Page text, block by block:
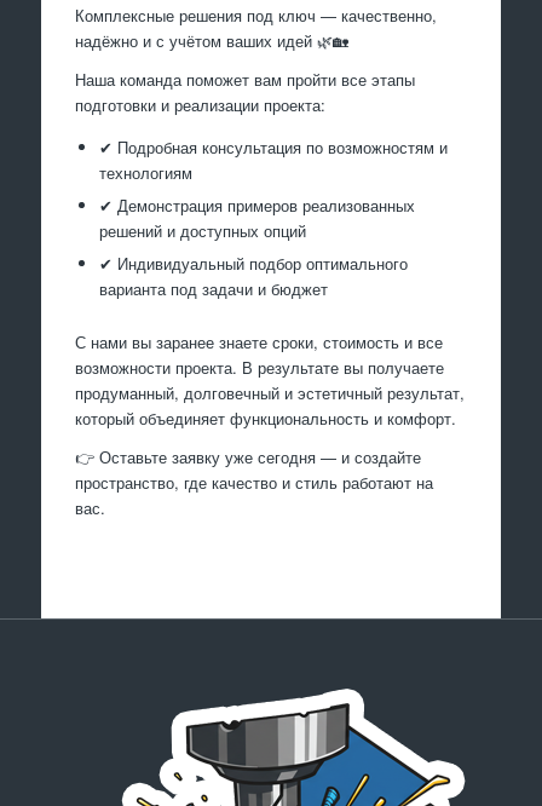
Комплексные решения под ключ — качественно,
надёжно и с учётом ваших идей 🌿🏡
Наша команда поможет вам пройти все этапы
подготовки и реализации проекта:
✔ Подробная консультация по возможностям и
технологиям
✔ Демонстрация примеров реализованных
решений и доступных опций
✔ Индивидуальный подбор оптимального
варианта под задачи и бюджет
С нами вы заранее знаете сроки, стоимость и все
возможности проекта. В результате вы получаете
продуманный, долговечный и эстетичный результат,
который объединяет функциональность и комфорт.
👉 Оставьте заявку уже сегодня — и создайте
пространство, где качество и стиль работают на
вас.